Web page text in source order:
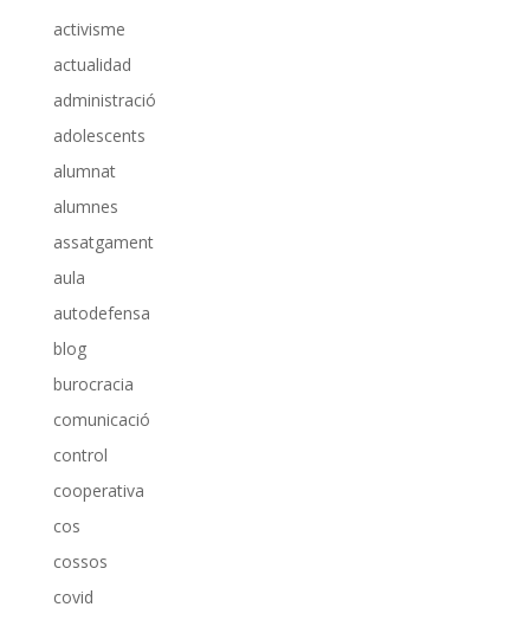
activisme
actualidad
administració
adolescents
alumnat
alumnes
assatgament
aula
autodefensa
blog
burocracia
comunicació
control
cooperativa
cos
cossos
covid